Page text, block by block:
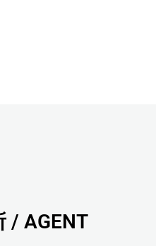
/ AGENT